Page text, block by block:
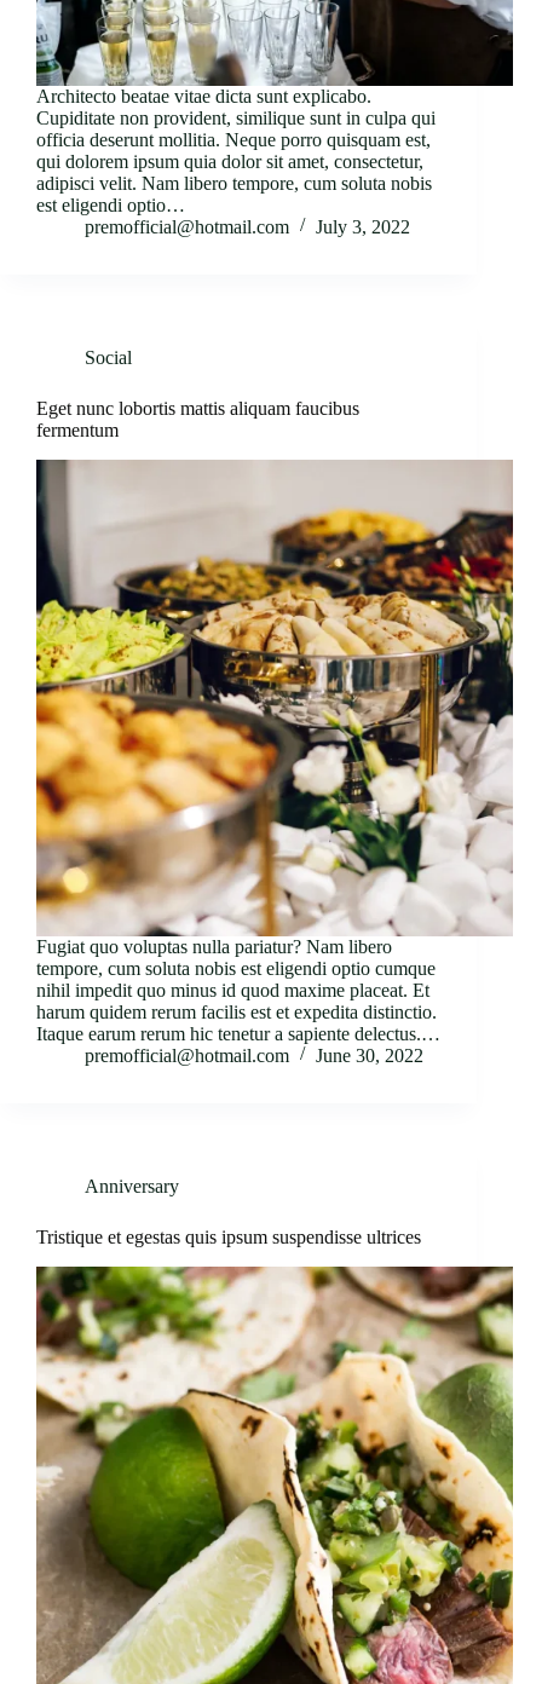
Architecto beatae vitae dicta sunt explicabo.
Cupiditate non provident, similique sunt in culpa qui
officia deserunt mollitia. Neque porro quisquam est,
qui dolorem ipsum quia dolor sit amet, consectetur,
adipisci velit. Nam libero tempore, cum soluta nobis
est eligendi optio…
premofficial@hotmail.com
July 3, 2022
Social
Eget nunc lobortis mattis aliquam faucibus
fermentum
Fugiat quo voluptas nulla pariatur? Nam libero
tempore, cum soluta nobis est eligendi optio cumque
nihil impedit quo minus id quod maxime placeat. Et
harum quidem rerum facilis est et expedita distinctio.
Itaque earum rerum hic tenetur a sapiente delectus.…
premofficial@hotmail.com
June 30, 2022
Anniversary
Tristique et egestas quis ipsum suspendisse ultrices